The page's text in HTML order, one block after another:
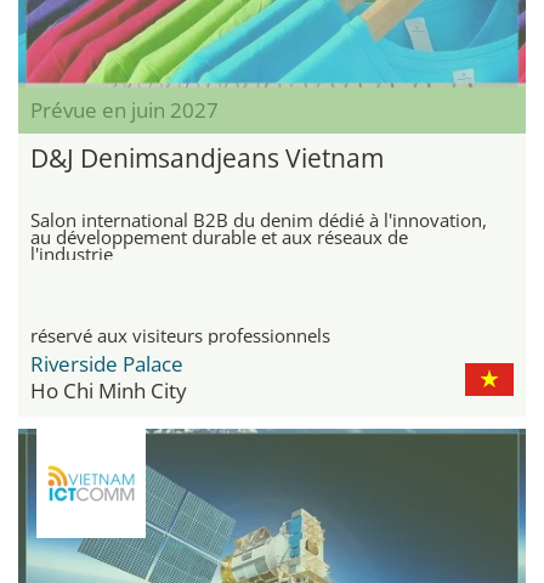
Prévue en juin 2027
D&J Denimsandjeans Vietnam
Salon international B2B du denim dédié à l'innovation,
au développement durable et aux réseaux de
l'industrie
réservé aux visiteurs professionnels
Riverside Palace
Ho Chi Minh City